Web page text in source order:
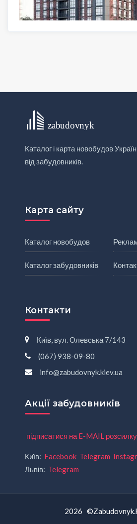
Каталог і карта новобудов
від забудовників.
Карта сайту
Каталог новобудов
Каталог забудовників
Контакти
Київ, вул. Олевська 7/143
(067) 938-09-80
info@zabudovnyk.kiev.ua
Акції забудовників
підписатися на E-MAIL розсилку
Київ: Facebook Telegram
Львів: Telegram
2026